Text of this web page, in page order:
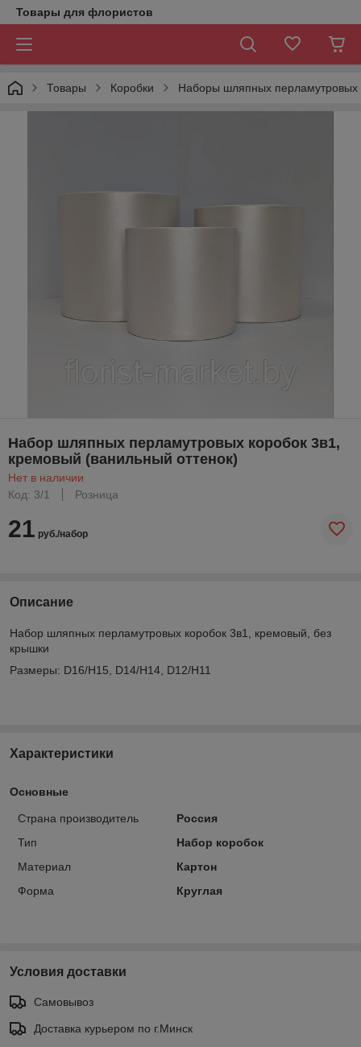
Товары для флористов
Товары Коробки Наборы шляпных перламутровых
Набор шляпных перламутровых коробок 3в1,
кремовый (ванильный оттенок)
Нет в наличии
Код: 3/1
Розница
21 руб./набор
Описание
Набор шляпных перламутровых коробок 3в1, кремовый, без
крышки
Размеры: D16/H15, D14/H14, D12/H11
Характеристики
Основные
Страна производитель
Россия
Тип
Набор коробок
Материал
Картон
Форма
Круглая
Условия доставки
Самовывоз
Доставка курьером по г.Минск